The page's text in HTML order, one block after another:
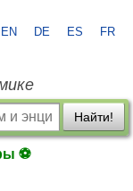
EN DE ES FR
Найти!
⚽